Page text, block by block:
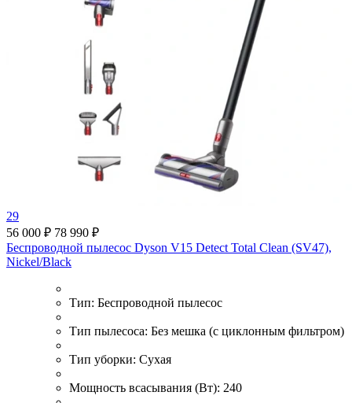
29
56 000 ₽ 78 990 ₽
Беспроводной пылесос Dyson V15 Detect Total Clean (SV47),
Nickel/Black
Тип: Беспроводной пылесос
Тип пылесоса: Без мешка (с циклонным фильтром)
Тип уборки: Сухая
Мощность всасывания (Вт): 240